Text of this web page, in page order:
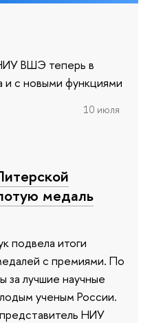
ВШЭ теперь в
и с новыми функциями
10 июля
медаль
подвела итоги
с премиями. По
за лучшие научные
ученым России.
НИУ